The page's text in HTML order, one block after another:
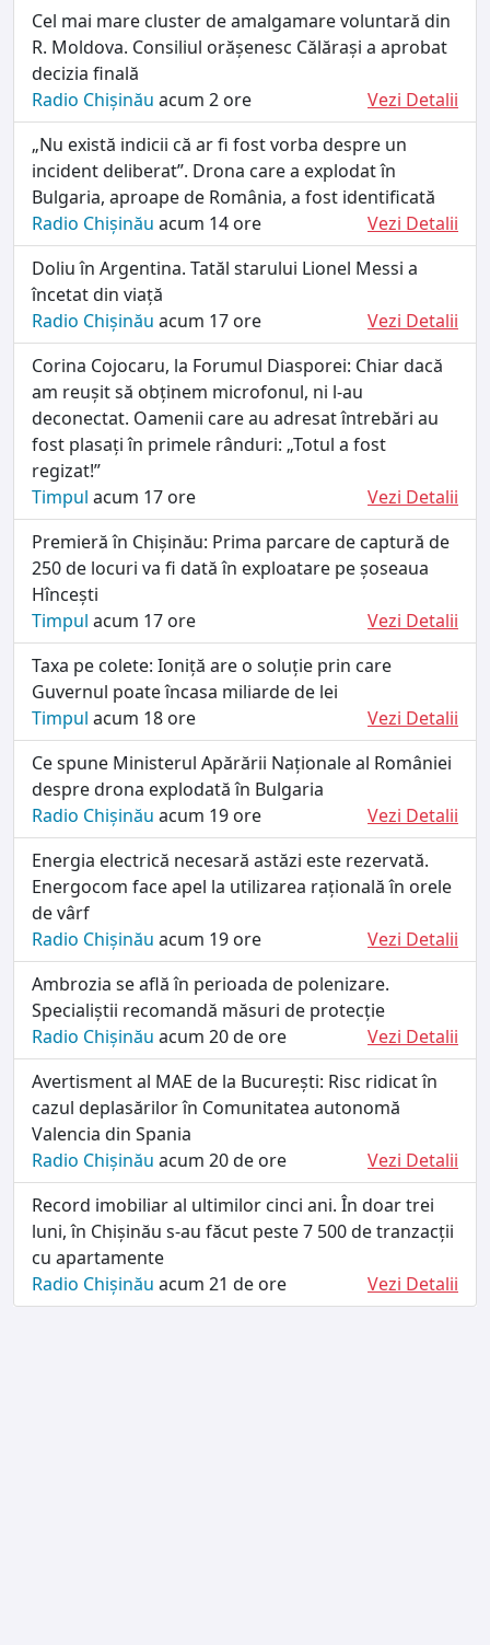
Cel mai mare cluster de amalgamare voluntară din
R. Moldova. Consiliul orășenesc Călărași a aprobat
decizia finală
Radio Chișinău acum 2 ore
Vezi Detalii
„Nu există indicii că ar fi fost vorba despre un
incident deliberat”. Drona care a explodat în
Bulgaria, aproape de România, a fost identificată
Radio Chișinău acum 14 ore
Vezi Detalii
Doliu în Argentina. Tatăl starului Lionel Messi a
încetat din viață
Radio Chișinău acum 17 ore
Vezi Detalii
Corina Cojocaru, la Forumul Diasporei: Chiar dacă
am reușit să obținem microfonul, ni l-au
deconectat. Oamenii care au adresat întrebări au
fost plasați în primele rânduri: „Totul a fost
regizat!”
Timpul acum 17 ore
Vezi Detalii
Premieră în Chișinău: Prima parcare de captură de
250 de locuri va fi dată în exploatare pe șoseaua
Hîncești
Timpul acum 17 ore
Vezi Detalii
Taxa pe colete: Ioniță are o soluție prin care
Guvernul poate încasa miliarde de lei
Timpul acum 18 ore
Vezi Detalii
Ce spune Ministerul Apărării Naționale al României
despre drona explodată în Bulgaria
Radio Chișinău acum 19 ore
Vezi Detalii
Energia electrică necesară astăzi este rezervată.
Energocom face apel la utilizarea rațională în orele
de vârf
Radio Chișinău acum 19 ore
Vezi Detalii
Ambrozia se află în perioada de polenizare.
Specialiștii recomandă măsuri de protecție
Radio Chișinău acum 20 de ore
Vezi Detalii
Avertisment al MAE de la București: Risc ridicat în
cazul deplasărilor în Comunitatea autonomă
Valencia din Spania
Radio Chișinău acum 20 de ore
Vezi Detalii
Record imobiliar al ultimilor cinci ani. În doar trei
luni, în Chișinău s-au făcut peste 7 500 de tranzacții
cu apartamente
Radio Chișinău acum 21 de ore Vezi Detalii